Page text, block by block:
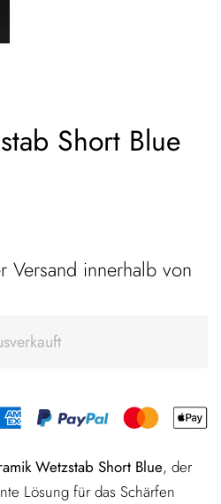
Short Blue
Versand innerhalb von
Wetzstab Short Blue, der
Lösung für das Schärfen